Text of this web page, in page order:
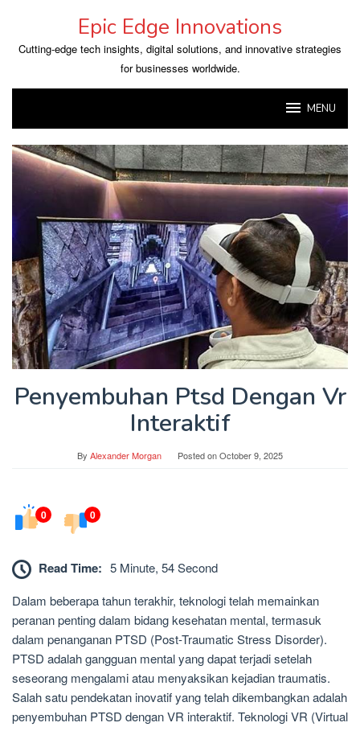
content
Epic Edge Innovations
Cutting-edge tech insights, digital solutions, and innovative strategies
for businesses worldwide.
MENU
Penyembuhan Ptsd Dengan Vr
Interaktif
By Alexander Morgan Posted onOctober 9, 2025
0 0
Read Time: 5 Minute, 54 Second
Dalam beberapa tahun terakhir, teknologi telah memainkan
peranan penting dalam bidang kesehatan mental, termasuk
dalam penanganan PTSD (Post-Traumatic Stress Disorder).
PTSD adalah gangguan mental yang dapat terjadi setelah
seseorang mengalami atau menyaksikan kejadian traumatis.
Salah satu pendekatan inovatif yang telah dikembangkan adalah
penyembuhan PTSD dengan VR interaktif. Teknologi VR (Virtual